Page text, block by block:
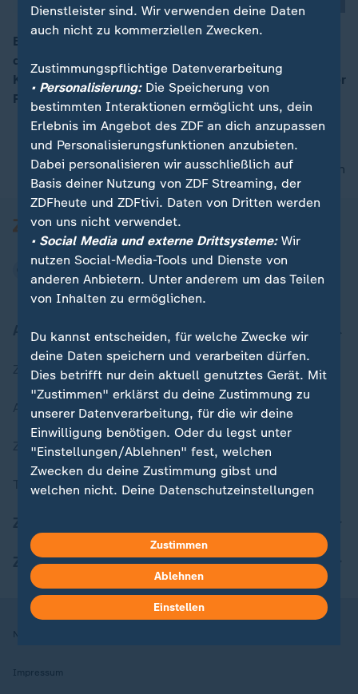
00:09
Bei ihrem Sonderparteitag in Bonn entscheidet heute
die SPD, ob sie mit der Union in
Koalitionsverhandlungen einsteigt. Die SPD ist in dieser
Frage gespalten.
nach oben
Aktuell bei ZDFheute
Zuletzt veröffentlicht
Aktuelle Sendungs-Videos
ZDFheute Stories
Themen im Überblick
ZDFheute Apps
Nutzungsbedingungen
Impressum
Dienstleister sind. Wir verwenden deine Daten
auch nicht zu kommerziellen Zwecken.
Zustimmungspflichtige Datenverarbeitung
• Personalisierung:Die Speicherung von
bestimmten Interaktionen ermöglicht uns, dein
Erlebnis im Angebot des ZDF an dich anzupassen
und Personalisierungsfunktionen anzubieten.
Dabei personalisieren wir ausschließlich auf
Basis deiner Nutzung von ZDF Streaming, der
ZDFheute und ZDFtivi. Daten von Dritten werden
von uns nicht verwendet.
• Social Media und externe Drittsysteme:Wir
nutzen Social-Media-Tools und Dienste von
anderen Anbietern. Unter anderem um das Teilen
von Inhalten zu ermöglichen.
Du kannst entscheiden, für welche Zwecke wir
deine Daten speichern und verarbeiten dürfen.
Dies betrifft nur dein aktuell genutztes Gerät. Mit
"Zustimmen" erklärst du deine Zustimmung zu
unserer Datenverarbeitung, für die wir deine
Einwilligung benötigen. Oder du legst unter
"Einstellungen/Ablehnen" fest, welchen
Zwecken du deine Zustimmung gibst und
welchen nicht. Deine Datenschutzeinstellungen
Hier findest du das Impressum.
Weitere Informationen findest du in unserer
Datenschutzerklärung.
Zustimmen
Ablehnen
Einstellen